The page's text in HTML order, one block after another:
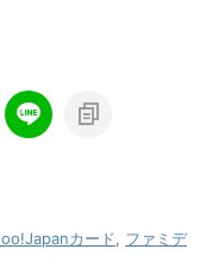
カード, ファミデ